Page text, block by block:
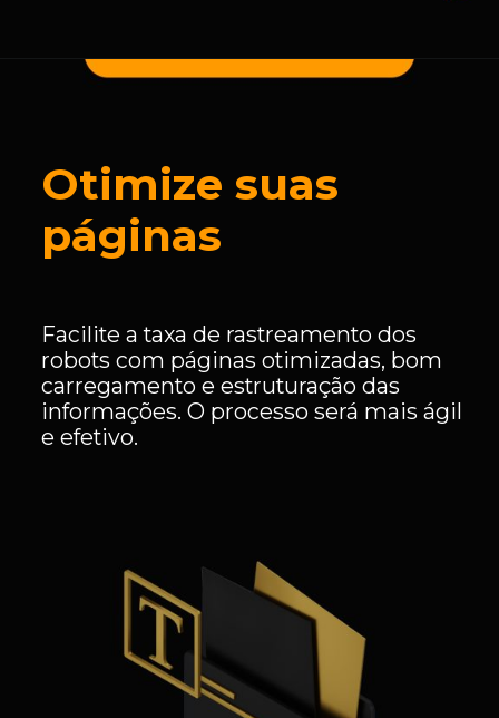
Facilite a taxa de rastreamento dos
robots com páginas otimizadas, bom
carregamento e estruturação das
informações. O processo será mais ágil
e efetivo.
Otimize suas
páginas